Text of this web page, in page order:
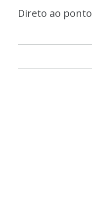
Direto ao ponto